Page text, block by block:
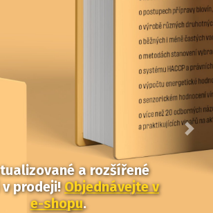
a rozšířené
v prodeji!Objednávejte v
e-shopu.
Další